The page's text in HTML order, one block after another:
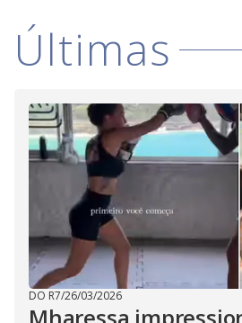
Últimas
DO R7/26/03/2026